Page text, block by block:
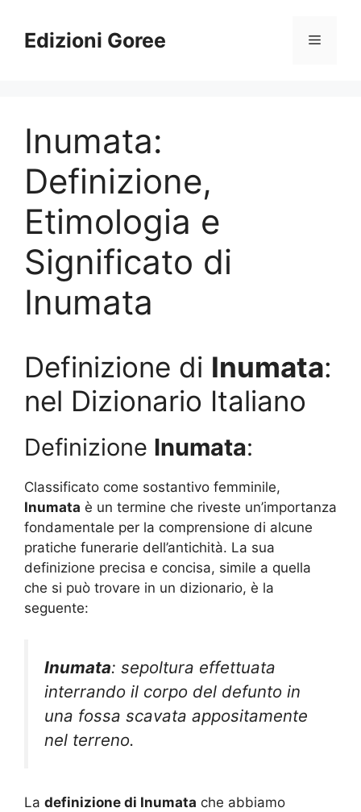
contenuto
Edizioni Goree Menu
Inumata:
Definizione,
Etimologia e
Significato di
Inumata
Definizione di Inumata:
nel Dizionario Italiano
Definizione Inumata:
Classificato come sostantivo femminile,
Inumata è un termine che riveste un’importanza
fondamentale per la comprensione di alcune
pratiche funerarie dell’antichità. La sua
definizione precisa e concisa, simile a quella
che si può trovare in un dizionario, è la
seguente:
Inumata: sepoltura effettuata
interrando il corpo del defunto in
una fossa scavata appositamente
nel terreno.
La definizione di Inumata che abbiamo